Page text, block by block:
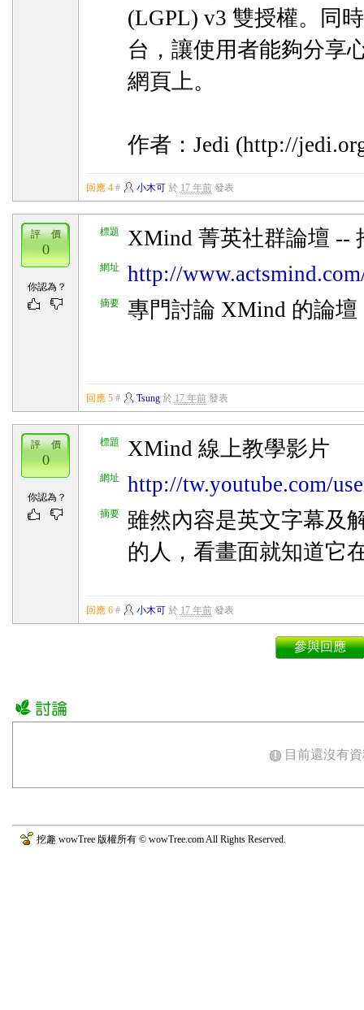
(LGPL) v3 雙授權。同
台，讓使用者能夠分享
網頁上。
作者：Jedi (http://
回應 4 # 小木可於 17 年前發表
標題 XMind 菁英社群論壇 --
網址 http://
摘要 專門討論 XMind 的論壇
評 價
0
你認為？
回應 5 # Tsung於 17 年前發表
標題 XMind 線上教學影片
網址 http://tw.youtube.com/
摘要
雖然內容是英文字幕及
的人，看畫面就知道它
評 價
0
你認為？
回應 6 # 小木可於 17 年前發表
參與回應
目前還沒有
挖趣 wowTree 版權所有 © wowTree.com All Rights Reserved.